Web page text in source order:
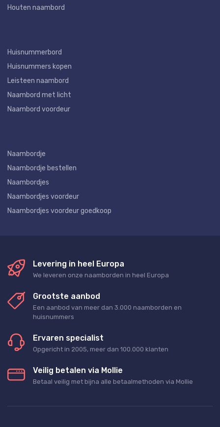
Houten naambord
Huisnummerbord
Huisnummers kopen
Leisteen naambord
Naambord met licht
Naambord voordeur
Naambordje
Naambordje bestellen
Naambordjes
Naambordjes voordeur
Naambordjes voordeur goedkoop
Levering in heel Europa
We leveren onze naamborden in heel Europa
Grootste aanbod
Een aanbod van meer dan 3.000 naamborden en
huisnummers
Ervaren specialist
Opgericht in 2005, meer dan 100.000 klanten
Veilig betalen via Mollie
Betaal veilig met bijna alle betaalmethoden via Mollie